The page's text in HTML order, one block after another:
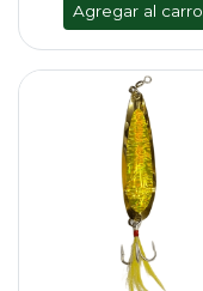
Agregar al carro